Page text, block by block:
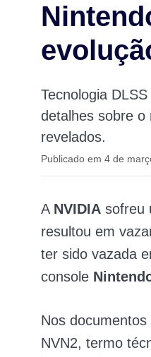
Tecnologia
detalhes sobre o
revelados.
Publicado em 4 de
A NVIDIA sofreu
resultou em
ter sido vazada
console
Nos
NVN2, termo